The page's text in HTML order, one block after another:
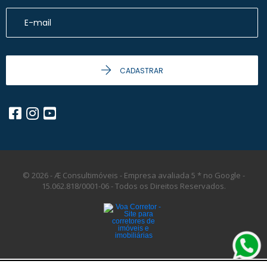
CADASTRAR
© 2026 - Æ Consultimóveis - Empresa avaliada 5 * no Google -
15.062.818/0001-06 -Todos os Direitos Reservados.